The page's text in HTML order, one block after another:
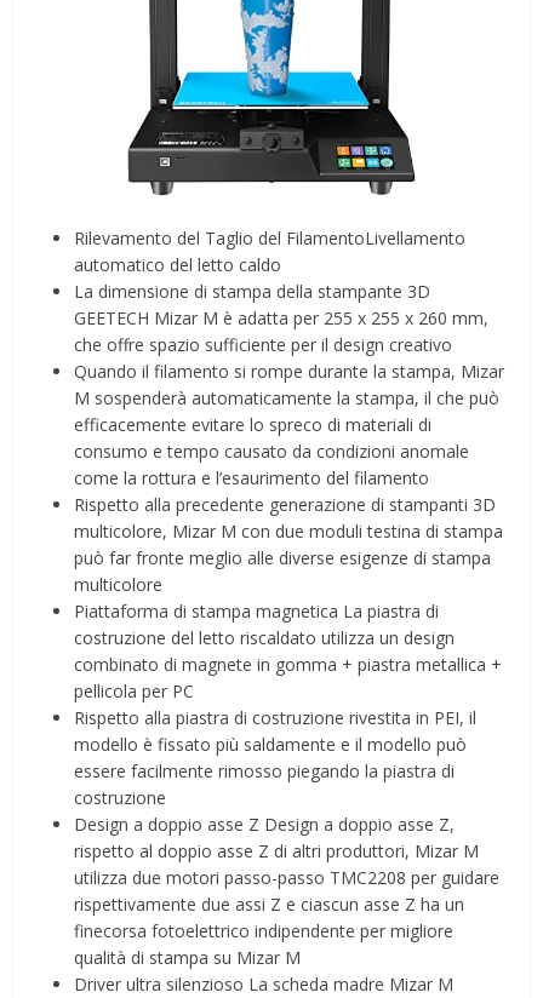
Rilevamento del Taglio del FilamentoLivellamento
automatico del letto caldo
La dimensione di stampa della stampante 3D
GEETECH Mizar M è adatta per 255 x 255 x 260 mm,
che offre spazio sufficiente per il design creativo
Quando il filamento si rompe durante la stampa, Mizar
M sospenderà automaticamente la stampa, il che può
efficacemente evitare lo spreco di materiali di
consumo e tempo causato da condizioni anomale
come la rottura e l’esaurimento del filamento
Rispetto alla precedente generazione di stampanti 3D
multicolore, Mizar M con due moduli testina di stampa
può far fronte meglio alle diverse esigenze di stampa
multicolore
Piattaforma di stampa magnetica La piastra di
costruzione del letto riscaldato utilizza un design
combinato di magnete in gomma + piastra metallica +
pellicola per PC
Rispetto alla piastra di costruzione rivestita in PEI, il
modello è fissato più saldamente e il modello può
essere facilmente rimosso piegando la piastra di
costruzione
Design a doppio asse Z Design a doppio asse Z,
rispetto al doppio asse Z di altri produttori, Mizar M
utilizza due motori passo-passo TMC2208 per guidare
rispettivamente due assi Z e ciascun asse Z ha un
finecorsa fotoelettrico indipendente per migliore
qualità di stampa su Mizar M
Driver ultra silenzioso La scheda madre Mizar M